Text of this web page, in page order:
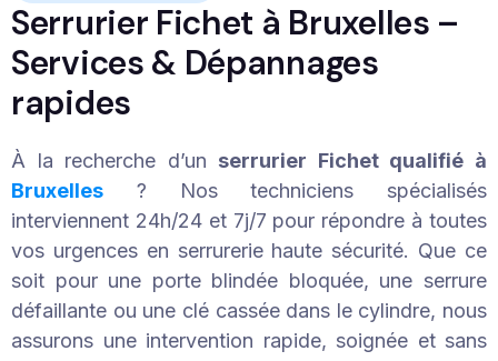
Serrurier Fichet à Bruxelles –
Services & Dépannages
rapides
À la recherche d’un serrurier Fichet qualifié à
Bruxelles ? Nos techniciens spécialisés
interviennent 24h/24 et 7j/7 pour répondre à toutes
vos urgences en serrurerie haute sécurité. Que ce
soit pour une porte blindée bloquée, une serrure
défaillante ou une clé cassée dans le cylindre, nous
assurons une intervention rapide, soignée et sans